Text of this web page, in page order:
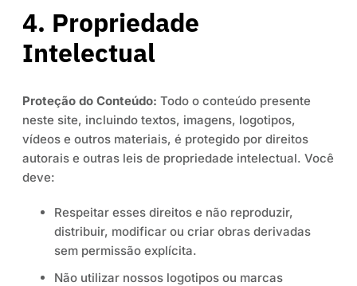
4. Propriedade
Intelectual
Proteção do Conteúdo: Todo o conteúdo presente
neste site, incluindo textos, imagens, logotipos,
vídeos e outros materiais, é protegido por direitos
autorais e outras leis de propriedade intelectual. Você
deve:
Respeitar esses direitos e não reproduzir,
distribuir, modificar ou criar obras derivadas
sem permissão explícita.
Não utilizar nossos logotipos ou marcas